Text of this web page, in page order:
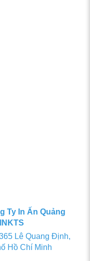
Ty In Ấn Quảng
Lê Quang Định,
Hồ Chí Minh